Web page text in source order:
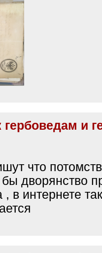
и
что
дворянство
в интернете